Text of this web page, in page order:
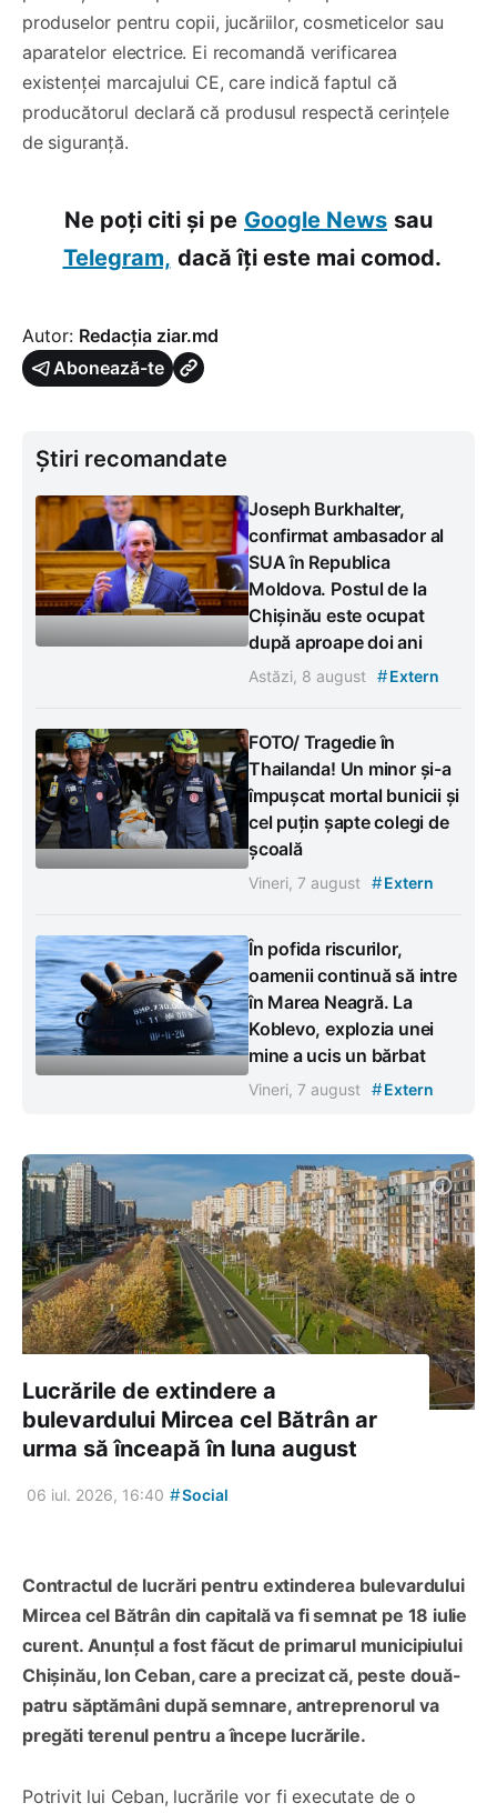
produselor pentru copii, jucăriilor, cosmeticelor sau
aparatelor electrice. Ei recomandă verificarea
existenței marcajului CE, care indică faptul că
producătorul declară că produsul respectă cerințele
de siguranță.
Ne poți citi și pe Google News sau
Telegram, dacă îți este mai comod.
Autor: Redacția ziar.md
Abonează-te
Știri recomandate
Joseph Burkhalter,
confirmat ambasador al
SUA în Republica
Moldova. Postul de la
Chișinău este ocupat
după aproape doi ani
Astăzi, 8 august #Extern
FOTO/ Tragedie în
Thailanda! Un minor și-a
împușcat mortal bunicii și
cel puțin șapte colegi de
școală
Vineri, 7 august #Extern
În pofida riscurilor,
oamenii continuă să intre
în Marea Neagră. La
Koblevo, explozia unei
mine a ucis un bărbat
Vineri, 7 august #Extern
Lucrările de extindere a
bulevardului Mircea cel Bătrân ar
urma să înceapă în luna august
06 iul. 2026, 16:40 #Social
Contractul de lucrări pentru extinderea bulevardului
Mircea cel Bătrân din capitală va fi semnat pe 18 iulie
curent. Anunțul a fost făcut de primarul municipiului
Chișinău, Ion Ceban, care a precizat că, peste două-
patru săptămâni după semnare, antreprenorul va
pregăti terenul pentru a începe lucrările.
Potrivit lui Ceban, lucrările vor fi executate de o